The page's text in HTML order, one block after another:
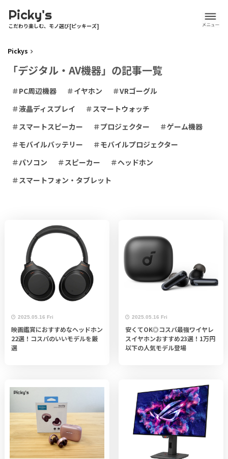
Picky's
こだわり楽しむ、モノ選び[ピッキーズ]
Pickys
「デジタル・AV機器」の記事一覧
PC周辺機器 イヤホン
VRゴーグル
液晶ディスプレイ
スマートウォッチ
スマートスピーカー
プロジェクター
ゲーム機器
モバイルバッテリー
モバイルプロジェクター
パソコン
スピーカー
ヘッドホン
スマートフォン・タブレット
2025.05.16 Fri
映画鑑賞におすすめなヘッドホン
22選！コスパのいいモデルを厳
選
2025.05.16 Fri
安くてOK◎コスパ最強ワイヤレ
スイヤホンおすすめ23選！1万円
以下の人気モデル登場